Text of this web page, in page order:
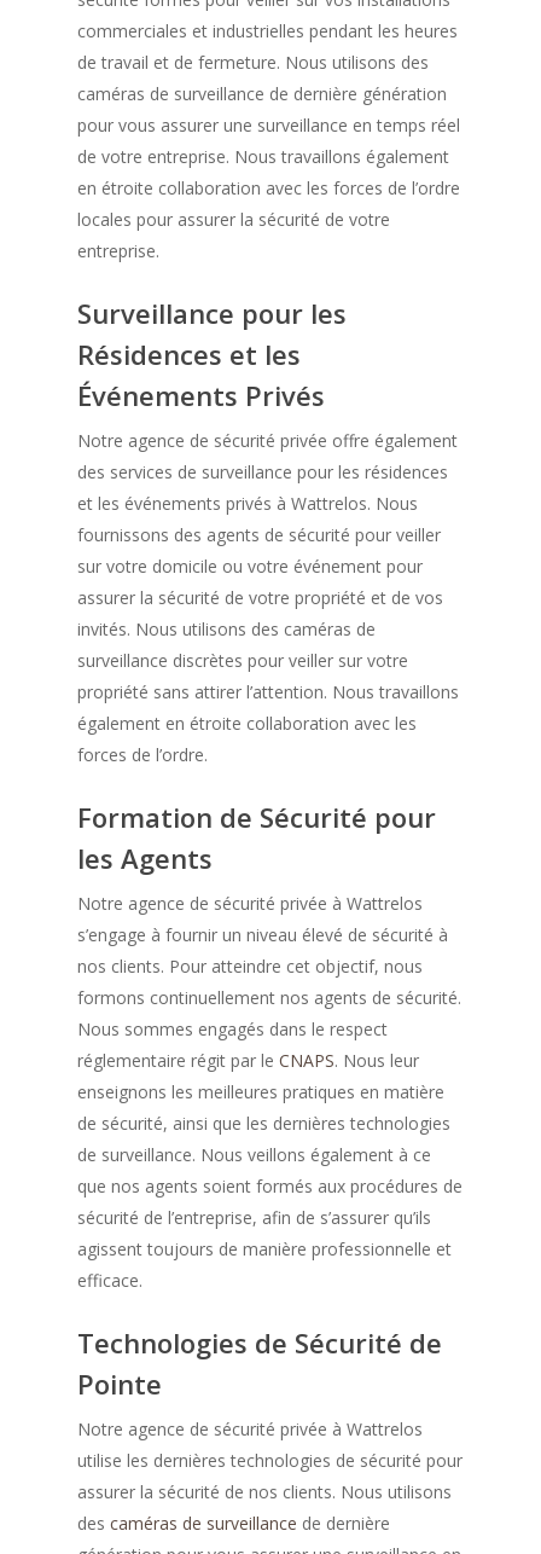
commerciales et industrielles pendant les heures
de travail et de fermeture. Nous utilisons des
caméras de surveillance de dernière génération
pour vous assurer une surveillance en temps réel
de votre entreprise. Nous travaillons également
en étroite collaboration avec les forces de l’ordre
locales pour assurer la sécurité de votre
entreprise.
Surveillance pour les
Résidences et les
Événements Privés
Notre agence de sécurité privée offre également
des services de surveillance pour les résidences
et les événements privés à Wattrelos. Nous
fournissons des agents de sécurité pour veiller
sur votre domicile ou votre événement pour
assurer la sécurité de votre propriété et de vos
invités. Nous utilisons des caméras de
surveillance discrètes pour veiller sur votre
propriété sans attirer l’attention. Nous travaillons
également en étroite collaboration avec les
forces de l’ordre.
Formation de Sécurité pour
les Agents
Notre agence de sécurité privée à Wattrelos
s’engage à fournir un niveau élevé de sécurité à
nos clients. Pour atteindre cet objectif, nous
formons continuellement nos agents de sécurité.
Nous sommes engagés dans le respect
réglementaire régit par leCNAPS. Nous leur
enseignons les meilleures pratiques en matière
de sécurité, ainsi que les dernières technologies
de surveillance. Nous veillons également à ce
que nos agents soient formés aux procédures de
sécurité de l’entreprise, afin de s’assurer qu’ils
agissent toujours de manière professionnelle et
efficace.
Technologies de Sécurité de
Pointe
Notre agence de sécurité privée à Wattrelos
utilise les dernières technologies de sécurité pour
assurer la sécurité de nos clients. Nous utilisons
des caméras de surveillance de dernière